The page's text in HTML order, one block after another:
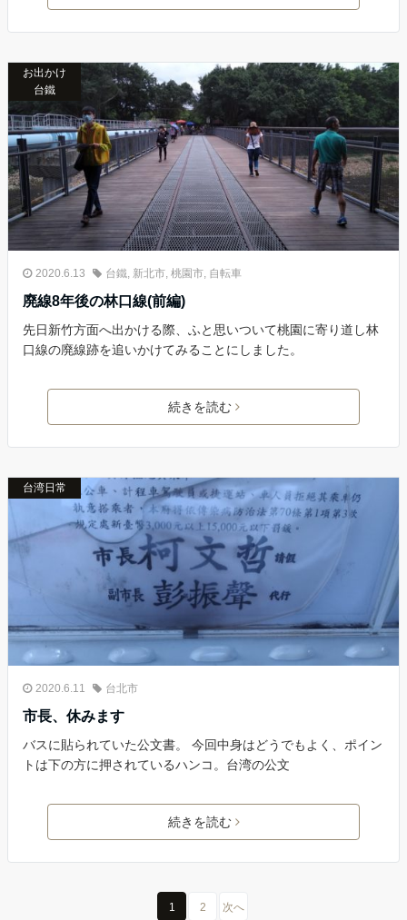
お出かけ
台鐵
2020.6.13 台鐵 新北市 桃園市 自転車
廃線8年後の林口線(前編)
先日新竹方面へ出かける際、ふと思いついて桃園に寄り道し林
口線の廃線跡を追いかけてみることにしました。
続きを読む
台湾日常
2020.6.11 台北市
市長、休みます
バスに貼られていた公文書。 今回中身はどうでもよく、ポイン
トは下の方に押されているハンコ。台湾の公文
続きを読む
1 2 次へ